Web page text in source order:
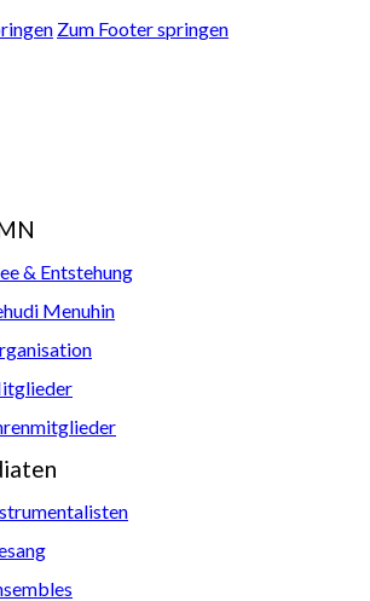
Zum Footer springen
& Entstehung
Menuhin